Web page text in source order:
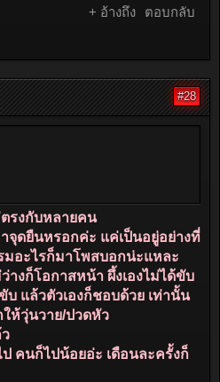
+ อ้างถึง ตอบกลับ
#28
ตรงกับหลายคน
จุดยืนหรอกค่ะ แค่เป็นอยู่อย่างที่
มอะไรก็มาโพสบอกน่ะแหละ
างก็โอกาสหน้า ผึ้งเองไม่ได้ขับ
แล้วตัวเองก็ชอบด้วย เท่านั้น
ให้วุ่นวาย/ปวดหัว
คนก็ไปน้อยอ่ะ เดือนละครั้งก็